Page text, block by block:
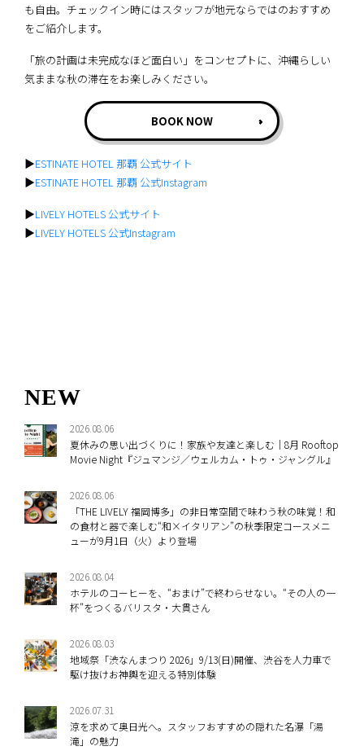
も自由。チェックイン時にはスタッフが地元ならではのおすすめ
をご紹介します。
「旅の計画は未完成なほど面白い」をコンセプトに、沖縄らしい
気ままな秋の滞在をお楽しみください。
BOOK NOW
▶︎ESTINATE HOTEL 那覇 公式サイト
▶︎ESTINATE HOTEL 那覇 公式Instagram
▶︎LIVELY HOTELS 公式サイト
▶︎LIVELY HOTELS 公式Instagram
NEW
2026.08.06
夏休みの思い出づくりに！家族や友達と楽しむ｜8月 Rooftop
Movie Night『ジュマンジ／ウェルカム・トゥ・ジャングル』
2026.08.06
「THE LIVELY 福岡博多」の非日常空間で味わう秋の味覚！和
の食材と器で楽しむ“和×イタリアン”の秋季限定コースメニ
ューが9月1日（火）より登場
2026.08.04
ホテルのコーヒーを、“おまけ”で終わらせない。“その人の一
杯”をつくるバリスタ・大貫さん
2026.08.03
地域祭「渋なんまつり 2026」9/13(日)開催、渋谷を人力車で
駆け抜けお神輿を迎える特別体験
2026.07.31
涼を求めて奥日光へ。スタッフおすすめの隠れた名瀑「湯
滝」の魅力